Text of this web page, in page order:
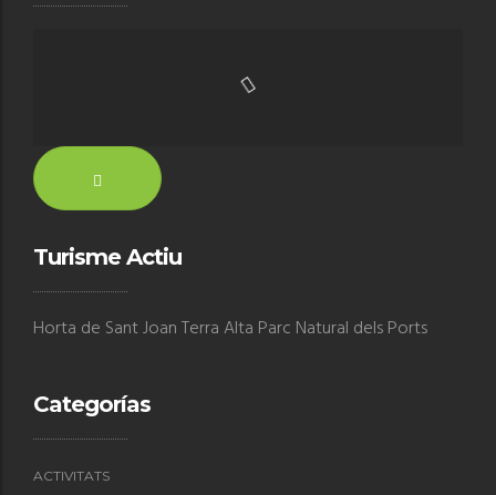
Turisme Actiu
Horta de Sant Joan Terra Alta Parc Natural dels Ports
Categorías
ACTIVITATS